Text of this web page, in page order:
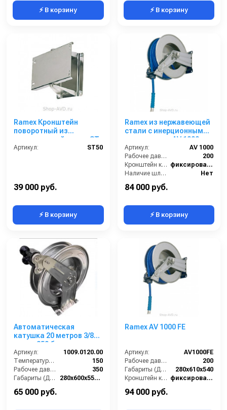
⚡ В корзину ⚡ В корзину
Ramex Кронштейн
поворотный из
нержавеющей стали ST
50
Артикул: ST50
39 000 руб.
⚡ В корзину
Ramex из нержавеющей
стали с инерционным
механизмом AV 1000
Артикул:
AV 1000
Рабочее давление (бар):
200
Кронштейн катушки:
фиксированный
Наличие шланга:
Нет
Тип катушки:
84 000 руб.
⚡ В корзину
Автоматическая
катушка 20 метров 3/8
нерж., 350 бар
Артикул:
1009.0120.00
Температура (°C):
150
Рабочее давление (бар):
350
Габариты (ДхШхВ):
280x600x550 мм
65 000 руб.
Ramex AV 1000 FE
Артикул:
AV1000FE
Рабочее давление (бар):
200
Габариты (ДхШхВ):
280x610x540
Кронштейн катушки:
фиксированный
Наличие шланга:
94 000 руб.